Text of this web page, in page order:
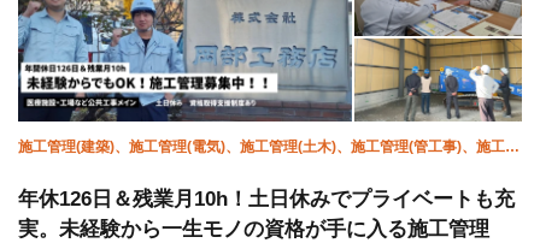
施工管理(建築)、施工管理(電気)、施工管理(土木)、施工管理(管工事)、施工管
年休126日＆残業月10h！土日休みでプライベートも充
実。未経験から一生モノの資格が手に入る施工管理